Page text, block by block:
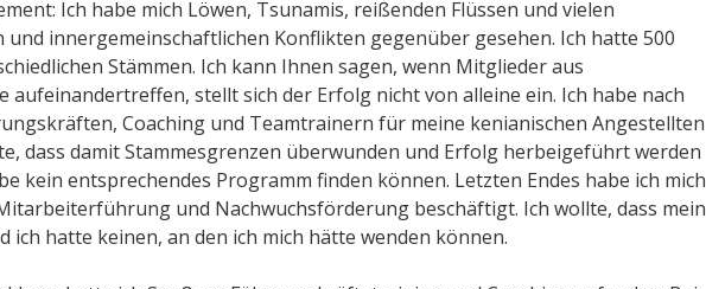
Ich habe mich Löwen, Tsunamis, reißenden Flüssen und vielen
und innergemeinschaftlichen Konflikten gegenüber gesehen. Ich hatte 500
Stämmen. Ich kann Ihnen sagen, wenn Mitglieder aus
aufeinandertreffen, stellt sich der Erfolg nicht von alleine ein. Ich habe nach
Coaching und Teamtrainern für meine kenianischen Angestellten
dass damit Stammesgrenzen überwunden und Erfolg herbeigeführt werden
kein entsprechendes Programm finden können. Letzten Endes habe ich mich
und Nachwuchsförderung beschäftigt. Ich wollte, dass mein
ich hatte keinen, an den ich mich hätte wenden können.